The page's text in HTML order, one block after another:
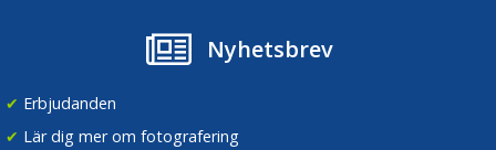
Nyhetsbrev
✔ Erbjudanden
✔ Lär dig mer om fotografering